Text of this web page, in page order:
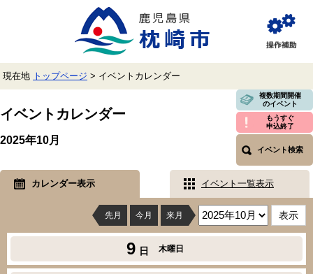
で
ば
本
へ
覧
補
現在地 トップページ > イベントカレンダー
イベントカレンダー
複数期間開催
のイベント
もうすぐ
申込終了
イベント検索
2025年10月
カレンダー表示 イベント一覧表示
先月 今月 来月
9 日 木曜日